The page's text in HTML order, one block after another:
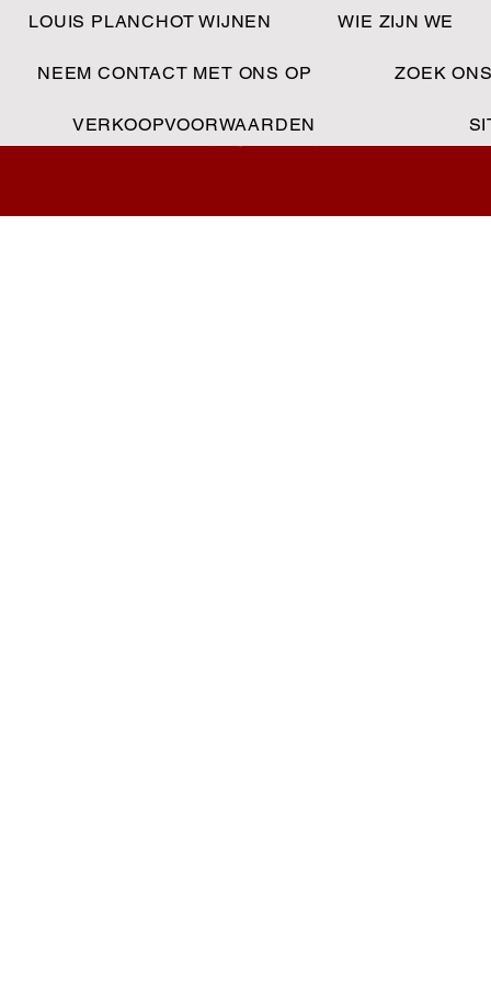
MAISON LOUIS PLANCHOT
Vins - Champagnes - Spiritueux
LOUIS PLANCHOT WIJNEN WIE ZIJN WE
NEEM CONTACT MET ONS OP ZOEK ONS
VERKOOPVOORWAARDEN